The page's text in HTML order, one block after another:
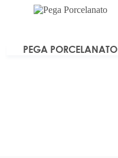
PEGA PORCELANATO